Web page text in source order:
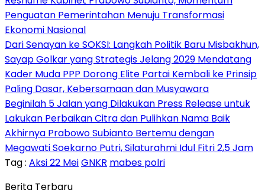
Penguatan Pemerintahan Menuju Transformasi
Ekonomi Nasional
Dari Senayan ke SOKSI: Langkah Politik Baru Misbakhun,
Sayap Golkar yang Strategis Jelang 2029 Mendatang
Kader Muda PPP Dorong Elite Partai Kembali ke Prinsip
Paling Dasar, Kebersamaan dan Musyawara
Beginilah 5 Jalan yang Dilakukan Press Release untuk
Lakukan Perbaikan Citra dan Pulihkan Nama Baik
Akhirnya Prabowo Subianto Bertemu dengan
Megawati Soekarno Putri, Silaturahmi Idul Fitri 2,5 Jam
Tag : Aksi 22 MeiGNKR mabes polri
Berita Terbaru